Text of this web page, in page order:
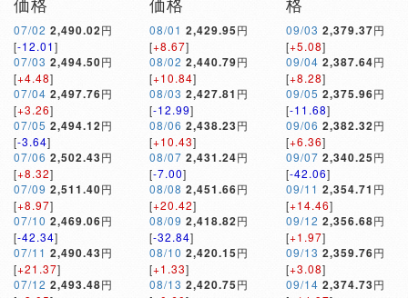
07/02 2,490.02円
[-12.01]
07/03 2,494.50円
[+4.48]
07/04 2,497.76円
[+3.26]
07/05 2,494.12円
[-3.64]
07/06 2,502.43円
[+8.32]
07/09 2,511.40円
[+8.97]
07/10 2,469.06円
[-42.34]
07/11 2,490.43円
[+21.37]
07/12 2,493.48円
08/01 2,429.95円
[+8.67]
08/02 2,440.79円
[+10.84]
08/03 2,427.81 円
[-12.99]
08/06 2,438.23円
[+10.43]
08/07 2,431.24円
[-7.00]
08/08 2,451.66円
[+20.42]
08/09 2,418.82円
[-32.84]
08/10 2,420.15円
[+1.33]
08/13 2,420.75円
09/03 2,379.37円
[+5.08]
09/04 2,387.64円
[+8.28]
09/05 2,375.96円
[-11.68]
09/06 2,382.32円
[+6.36]
09/07 2,340.25円
[-42.06]
09/11 2,354.71 円
[+14.46]
09/12 2,356.68円
[+1.97]
09/13 2,359.76円
[+3.08]
09/14 2,374.73円